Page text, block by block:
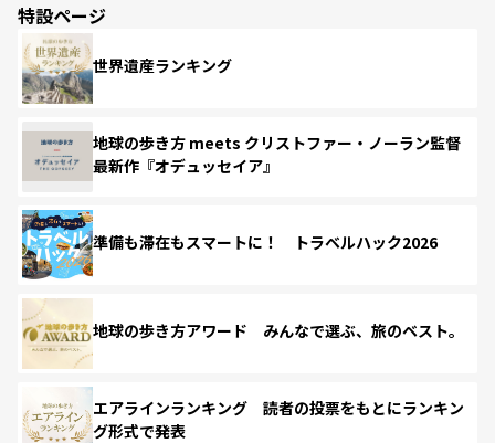
特設ページ
世界遺産ランキング
地球の歩き方 meets クリストファー・ノーラン監督
最新作『オデュッセイア』
準備も滞在もスマートに！ トラベルハック2026
地球の歩き方アワード みんなで選ぶ、旅のベスト。
エアラインランキング 読者の投票をもとにランキン
グ形式で発表